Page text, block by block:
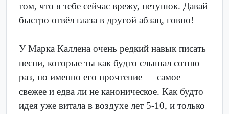
том, что я тебе сейчас врежу, петушок. Давай
быстро отвёл глаза в другой абзац, говно!
У Марка Каллена очень редкий навык писать
песни, которые ты как будто слышал сотню
раз, но именно его прочтение — самое
свежее и едва ли не каноническое. Как будто
идея уже витала в воздухе лет 5-10, и только